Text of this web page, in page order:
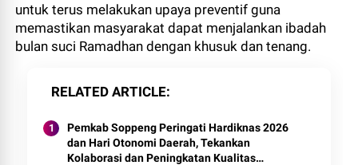
untuk terus melakukan upaya preventif guna
memastikan masyarakat dapat menjalankan ibadah
bulan suci Ramadhan dengan khusuk dan tenang.
RELATED ARTICLE
Pemkab Soppeng Peringati Hardiknas 2026
dan Hari Otonomi Daerah, Tekankan
Kolaborasi dan Peningkatan Kualitas